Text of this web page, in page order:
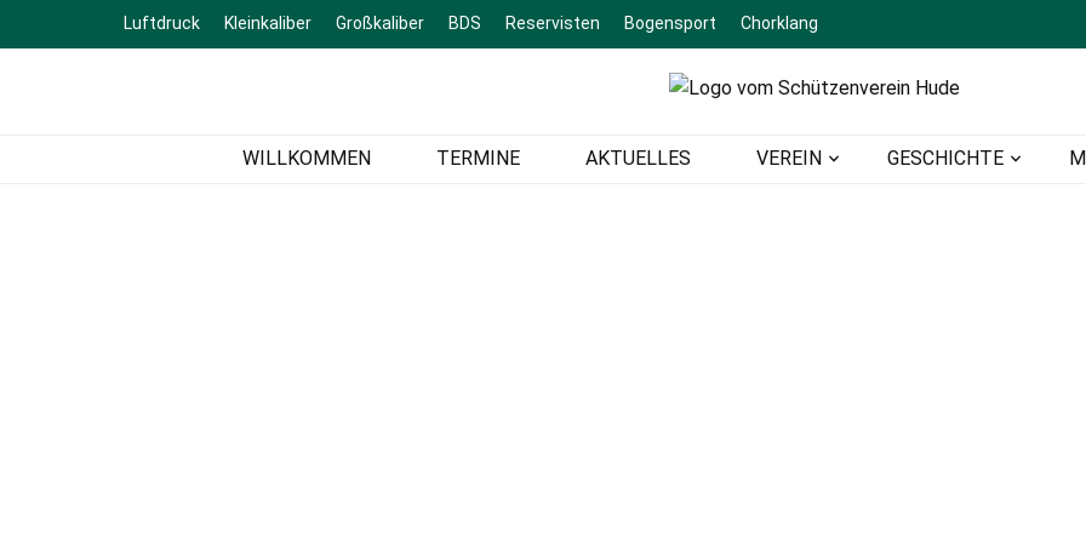
Luftdruck Kleinkaliber Großkaliber BDS Reservisten Bogensport Chorklang
Schützenverein Hude
WILLKOMMEN TERMINE AKTUELLES VEREIN GESCHICHTE